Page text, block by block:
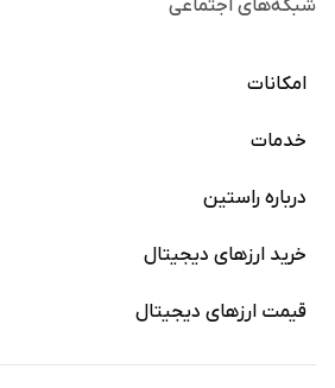
شبکه‌های اجتماعی
امکانات
خرید آنی
دعوت از دوستان
اپلیکیشن
بلاگ
خدمات
بلاگ
نینجا
درباره راستین
سوالات متداول
کارمزد‌‌ها
خرید ارزهای دیجیتال
خرید بیت کوین
خرید تتر
قیمت ارزهای دیجیتال
قیمت ارز دیجیتال